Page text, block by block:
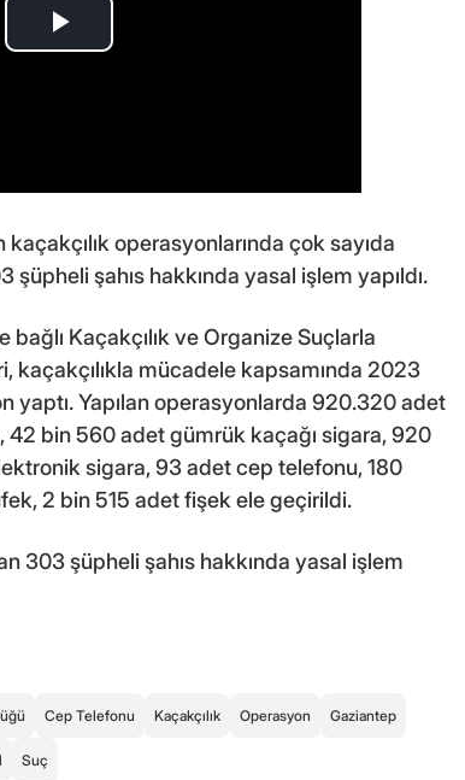
kaçakçılık operasyonlarında çok sayıda
şahıs hakkında yasal işlem yapıldı.
bağlı Kaçakçılık ve Organize Suçlarla
kaçakçılıkla mücadele kapsamında 2023
yaptı. Yapılan operasyonlarda 920.320 adet
42 bin 560 adet gümrük kaçağı sigara, 920
sigara, 93 adet cep telefonu, 180
2 bin 515 adet fişek ele geçirildi.
303 şüpheli şahıs hakkında yasal işlem
Cep Telefonu Kaçakçılık Operasyon Gaziantep
Suç